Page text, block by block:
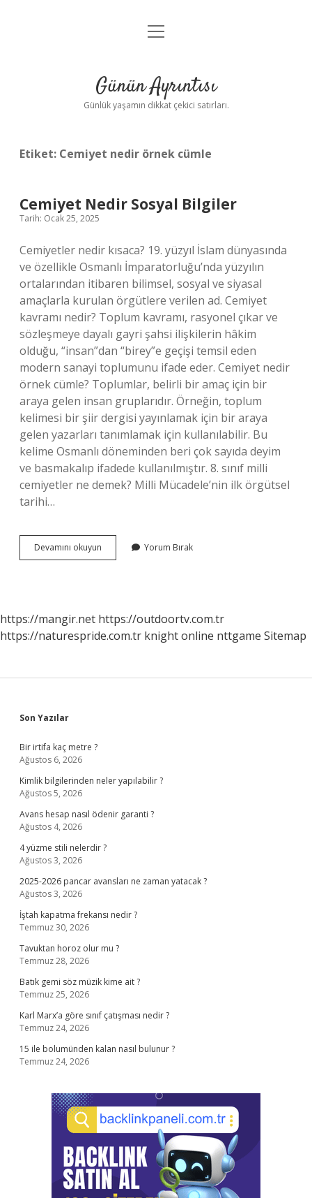
Anasayfa
Yasal Uyarı
menüyü
Günün Ayrıntısı
Günlük yaşamın dikkat çekici satırları.
Etiket: Cemiyet nedir örnek cümle
Cemiyet Nedir Sosyal Bilgiler
Tarih: Ocak 25, 2025
Cemiyetler nedir kısaca? 19. yüzyıl İslam dünyasında
ve özellikle Osmanlı İmparatorluğu’nda yüzyılın
ortalarından itibaren bilimsel, sosyal ve siyasal
amaçlarla kurulan örgütlere verilen ad. Cemiyet
kavramı nedir? Toplum kavramı, rasyonel çıkar ve
sözleşmeye dayalı gayri şahsi ilişkilerin hâkim
olduğu, “insan”dan “birey”e geçişi temsil eden
modern sanayi toplumunu ifade eder. Cemiyet nedir
örnek cümle? Toplumlar, belirli bir amaç için bir
araya gelen insan gruplarıdır. Örneğin, toplum
kelimesi bir şiir dergisi yayınlamak için bir araya
gelen yazarları tanımlamak için kullanılabilir. Bu
kelime Osmanlı döneminden beri çok sayıda deyim
ve basmakalıp ifadede kullanılmıştır. 8. sınıf milli
cemiyetler ne demek? Milli Mücadele’nin ilk örgütsel
tarihi…
Devamını okuyun Cemiyet
Nedir
Yorum Bırak
https://mangir.net https://outdoortv.com.tr
https://naturespride.com.tr knight online nttgame Sitemap
Sidebar
Son Yazılar
Bir irtifa kaç metre ?
Ağustos 6, 2026
Kimlik bilgilerinden neler yapılabilir ?
Ağustos 5, 2026
Avans hesap nasıl ödenir garanti ?
Ağustos 4, 2026
4 yüzme stili nelerdir ?
Ağustos 3, 2026
2025-2026 pancar avansları ne zaman yatacak ?
Ağustos 3, 2026
İştah kapatma frekansı nedir ?
Temmuz 30, 2026
Tavuktan horoz olur mu ?
Temmuz 28, 2026
Batık gemi söz müzik kime ait ?
Temmuz 25, 2026
Karl Marx’a göre sınıf çatışması nedir ?
Temmuz 24, 2026
15 ile bolumünden kalan nasıl bulunur ?
Temmuz 24, 2026